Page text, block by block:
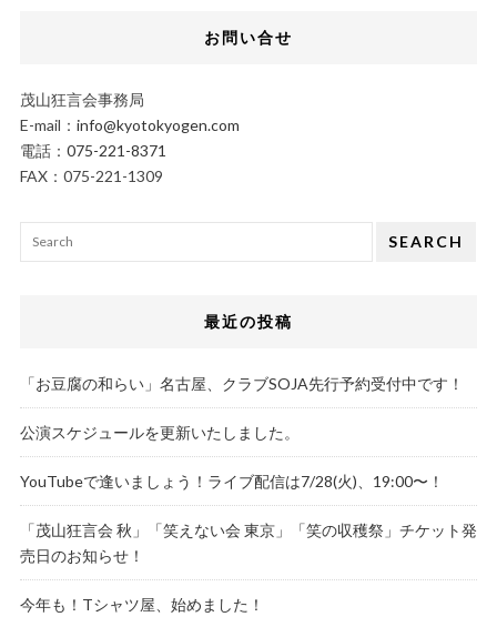
お問い合せ
茂山狂言会事務局
E-mail： info@kyotokyogen.com
電話： 075-221-8371
FAX：075-221-1309
SEARCH
最近の投稿
「お豆腐の和らい」名古屋、クラブSOJA先行予約受付中です！
公演スケジュールを更新いたしました。
YouTubeで逢いましょう！ライブ配信は7/28(火)、19:00〜！
「茂山狂言会 秋」「笑えない会 東京」「笑の収穫祭」チケット発
売日のお知らせ！
今年も！Tシャツ屋、始めました！